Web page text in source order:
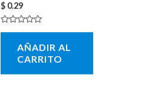
$ 0.29
Valorado
AÑADIR AL
CARRITO